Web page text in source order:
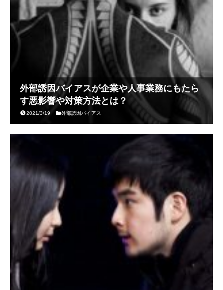
外部誘因バイアスが企業や人事業務にもたら
す悪影響や対策方法とは？
2021/3/19 外部誘因バイアス